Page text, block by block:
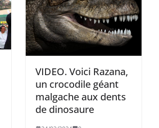
VIDEO. Voici Razana,
un crocodile géant
malgache aux dents
de dinosaure